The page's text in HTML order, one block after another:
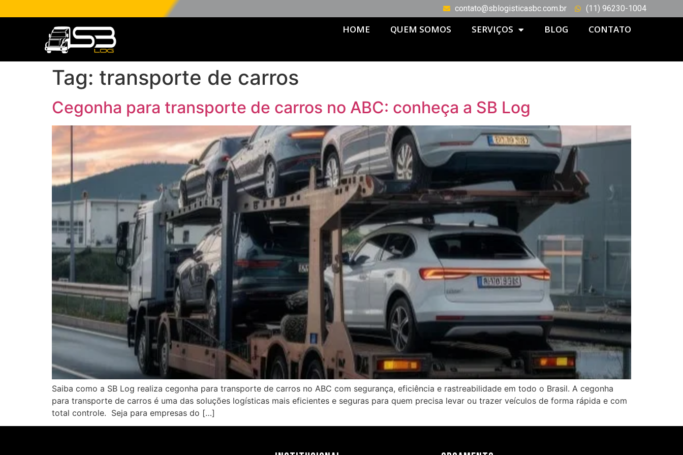
contato@sblogisticasbc.com.br (11) 96230-1004
HOME QUEM SOMOS SERVIÇOS BLOG CONTATO
Tag: transporte de carros
Cegonha para transporte de carros no ABC: conheça a SB Log
Saiba como a SB Log realiza cegonha para transporte de carros no ABC com segurança, eficiência e rastreabilidade em todo o Brasil. A cegonha
para transporte de carros é uma das soluções logísticas mais eficientes e seguras para quem precisa levar ou trazer veículos de forma rápida e com
total controle. Seja para empresas do […]